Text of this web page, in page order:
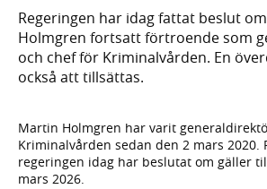
Regeringen har idag fattat beslut
Holmgren fortsatt förtroende som
och chef för Kriminalvården. En
också att tillsättas.
Martin Holmgren har varit
Kriminalvården sedan den 2 mars 2020.
regeringen idag har beslutat om gäller
mars 2026.